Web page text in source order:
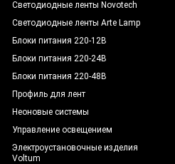
Светодиодные ленты Novotech
Светодиодные ленты Arte Lamp
Блоки питания 220-12В
Блоки питания 220-24В
Блоки питания 220-48В
Профиль для лент
Неоновые системы
Управление освещением
Электроустановочные изделия
Voltum